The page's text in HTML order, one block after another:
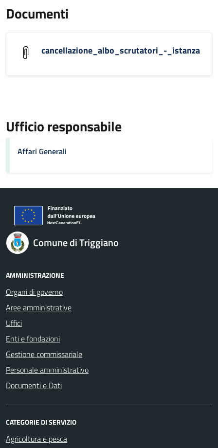
Documenti
cancellazione_albo_scrutatori_-_istanza
Ufficio responsabile
Affari Generali
Comune di Triggiano
AMMINISTRAZIONE
Organi di governo
Aree amministrative
Uffici
Enti e fondazioni
Gestione commissariale
Personale amministrativo
Documenti e Dati
CATEGORIE DI SERVIZIO
Agricoltura e pesca